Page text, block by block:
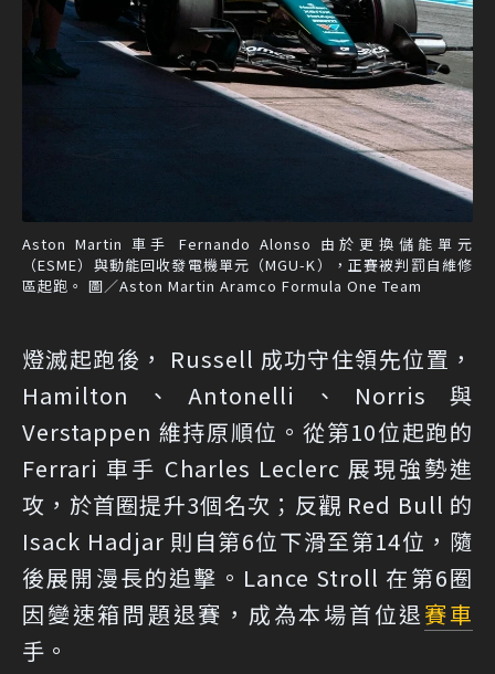
Aston Martin 車手 Fernando Alonso 由於更換儲能單元
（ESME）與動能回收發電機單元（MGU-K），正賽被判罰自維修
區起跑。 圖／Aston Martin Aramco Formula One Team
燈滅起跑後， Russell 成功守住領先位置，
Hamilton、Antonelli、Norris 與
Verstappen 維持原順位。從第10位起跑的
Ferrari 車手 Charles Leclerc 展現強勢進
攻，於首圈提升3個名次；反觀 Red Bull 的
Isack Hadjar 則自第6位下滑至第14位，隨
後展開漫長的追擊。Lance Stroll 在第6圈
因變速箱問題退賽，成為本場首位退賽車
手。